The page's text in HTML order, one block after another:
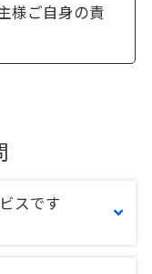
様ご自身の責
スです